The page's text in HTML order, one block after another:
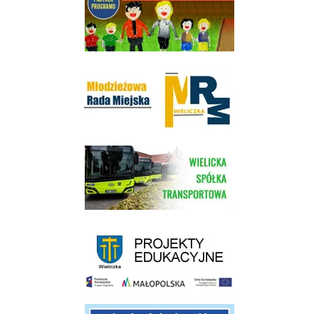
link do strony Wielickiej Spółki Transportowej
link do opisu projektu budowy linii kolejowej Krakow Rudzice